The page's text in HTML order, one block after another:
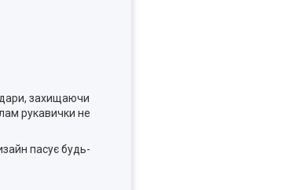
захищаючи
рукавички не
пасує будь-